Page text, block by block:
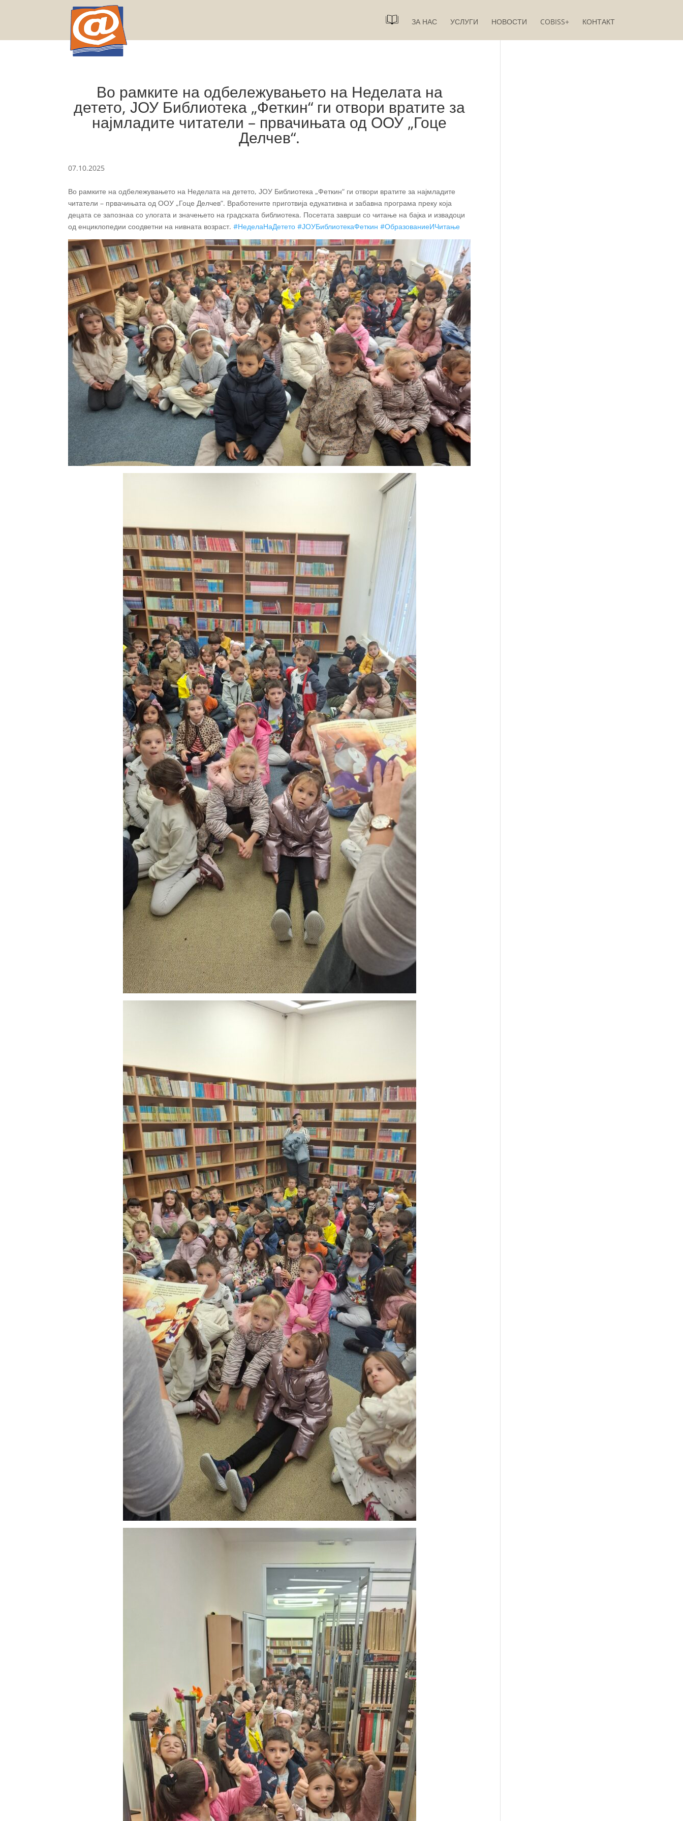
ЗА НАС УСЛУГИ НОВОСТИ COBISS+ КОНТАКТ
Во рамките на одбележувањето на Неделата на
детето, ЈОУ Библиотека „Феткин“ ги отвори вратите за
најмладите читатели – првачињата од ООУ „Гоце
Делчев“.
07.10.2025
Во рамките на одбележувањето на Неделата на детето, ЈОУ Библиотека „Феткин“ ги отвори вратите за најмладите
читатели – првачињата од ООУ „Гоце Делчев“. Вработените приготвија едукативна и забавна програма преку која
децата се запознаа со улогата и значењето на градската библиотека. Посетата заврши со читање на бајка и извадоци
од енциклопедии соодветни на нивната возраст.#НеделаНаДетето #ЈОУБиблиотекаФеткин #ОбразованиеИЧитање